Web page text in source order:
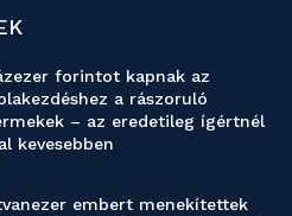
forintot kapnak az
a rászoruló
– az eredetileg ígértnél
kevesebben
embert menekítettek